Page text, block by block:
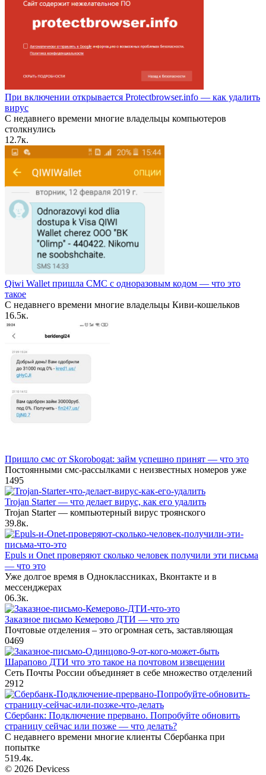
При включении открывается Protectbrowser.info — как удалить
вирус
С недавнего времени многие владельцы компьютеров
столкнулись
1 2.7к.
Qiwi Wallet пришла СМС с одноразовым кодом — что это
такое
С недавнего времени многие владельцы Киви-кошельков
16.5к.
Пришло смс от Skorobogat: займ успешно принят — что это
Постоянными смс-рассылками с неизвестных номеров уже
1495
Trojan Starter — что делает вирус, как его удалить
Trojan Starter — компьютерный вирус троянского
39.8к.
Epuls и Onet проверяют сколько человек получили эти письма
— что это
Уже долгое время в Одноклассниках, Вконтакте и в
мессенджерах
06.3к.
Заказное письмо Кемерово ДТИ — что это
Почтовые отделения – это огромная сеть, заставляющая
0469
Шарапово ДТИ что это такое на почтовом извещении
Сеть Почты России объединяет в себе множество отделений
2912
Сбербанк: Подключение прервано. Попробуйте обновить
страницу сейчас или позже — что делать?
С недавнего времени многие клиенты Сбербанка при
попытке
519.4к.
© 2026 Devicess